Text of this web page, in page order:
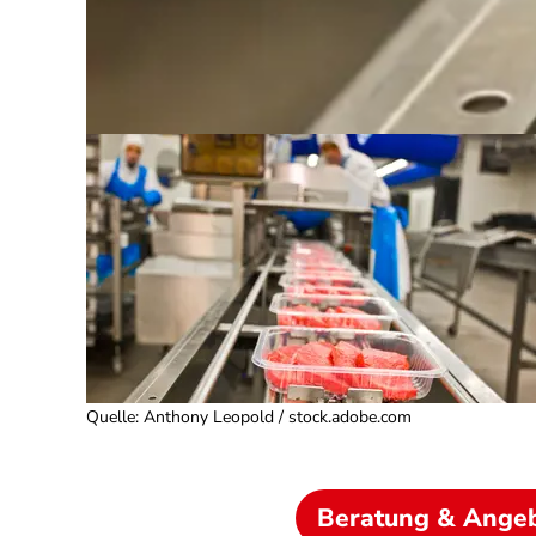
Quelle: Anthony Leopold / stock.adobe.com
Beratung &